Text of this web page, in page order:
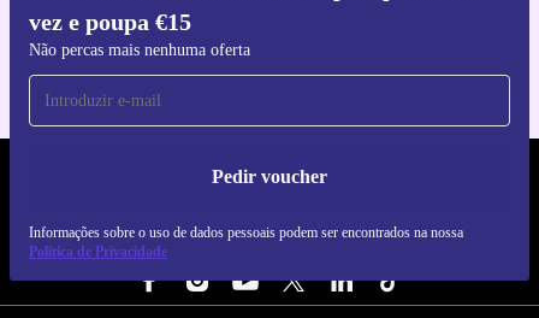
vez e poupa €15
Não percas mais nenhuma oferta
Pedir voucher
Informações sobre o uso de dados pessoais podem ser encontrados na nossa
Política de Privacidade
Para iOS e Android
REFURBED PORTUGAL - RETHINK NEW.
SEGUE-NOS